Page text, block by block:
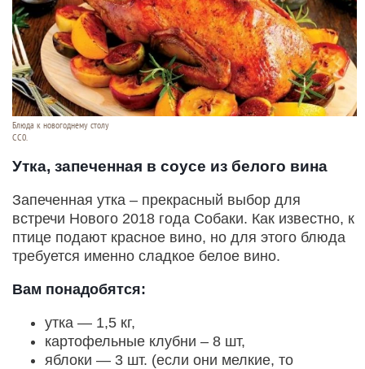
Блюда к новогоднему столу
СС0.
Утка, запеченная в соусе из белого вина
Запеченная утка – прекрасный выбор для
встречи Нового 2018 года Собаки. Как известно, к
птице подают красное вино, но для этого блюда
требуется именно сладкое белое вино.
Вам понадобятся:
утка — 1,5 кг,
картофельные клубни – 8 шт,
яблоки — 3 шт. (если они мелкие, то